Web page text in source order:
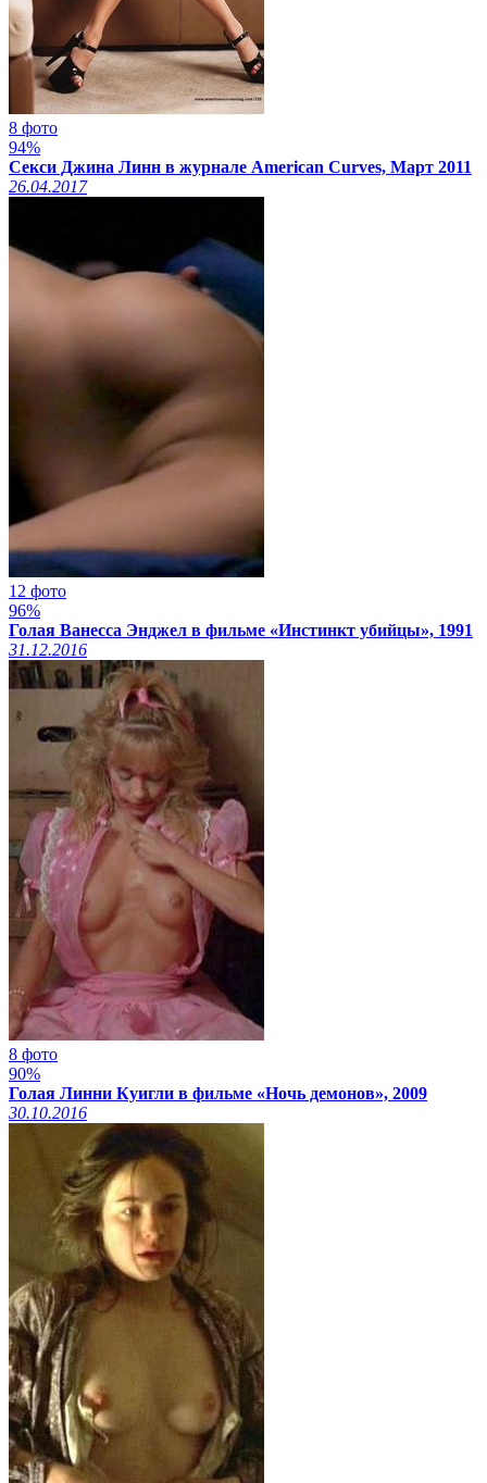
8 фото
94%
Секси Джина Линн в журнале American Curves, Март 2011
26.04.2017
12 фото
96%
Голая Ванесса Энджел в фильме «Инстинкт убийцы», 1991
31.12.2016
8 фото
90%
Голая Линни Куигли в фильме «Ночь демонов», 2009
30.10.2016